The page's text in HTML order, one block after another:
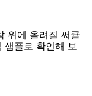
위에 올려질 써큘
샘플로 확인해 보